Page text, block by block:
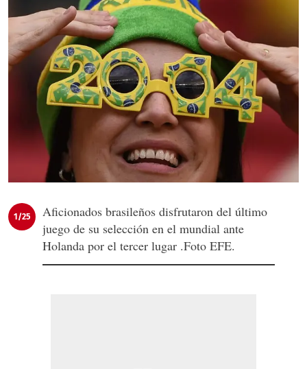
1/25
Aficionados brasileños disfrutaron del último
juego de su selección en el mundial ante
Holanda por el tercer lugar .Foto EFE.